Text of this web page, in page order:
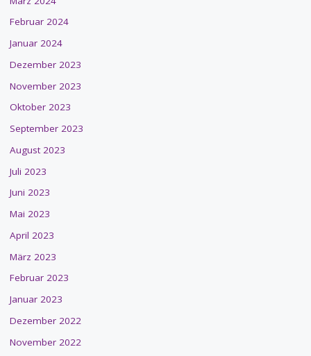
Februar 2024
Januar 2024
Dezember 2023
November 2023
Oktober 2023
September 2023
August 2023
Juli 2023
Juni 2023
Mai 2023
April 2023
März 2023
Februar 2023
Januar 2023
Dezember 2022
November 2022